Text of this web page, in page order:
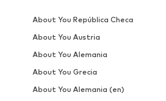
About You República Checa
About You Austria
About You Alemania
About You Grecia
About You Alemania (en)